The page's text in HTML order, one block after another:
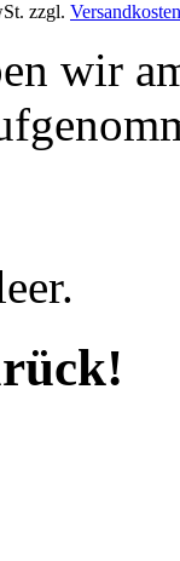
zzgl. Versandkosten
wir